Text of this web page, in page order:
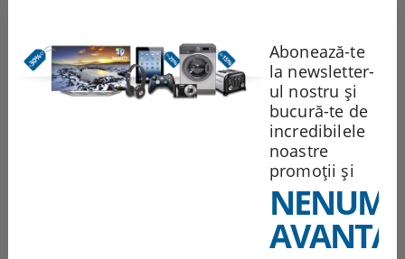
1,944.85Lei
Abonează-te
la newsletter-
ul nostru și
bucură-te de
incredibilele
noastre
promoții și